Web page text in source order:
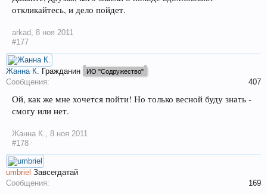
откликайтесь, и дело пойдет.
arkad
8 ноя 2011
#177
Жанна К. Гражданин ИО "Содружество"
Сообщения: 407
Ой, как же мне хочется пойти! Но только весной буду знать -
смогу или нет.
Жанна К.
8 ноя 2011
#178
umbriel Завсегдатай
Сообщения:
169